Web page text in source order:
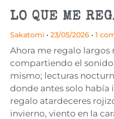
LO QUE ME
Sakatomi 23/05/2026 1
Ahora me regalo
compartiendo el
mismo; lecturas
donde antes solo había
regalo atardeceres
invierno, viento en la